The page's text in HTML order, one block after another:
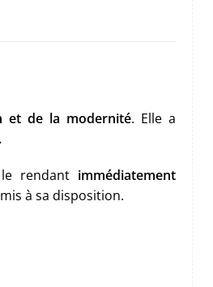
et de la modernité. Elle a
rendant immédiatement
mis à sa disposition.